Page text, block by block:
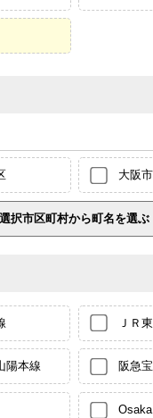
大阪
ＪＲ
陽本線 阪急